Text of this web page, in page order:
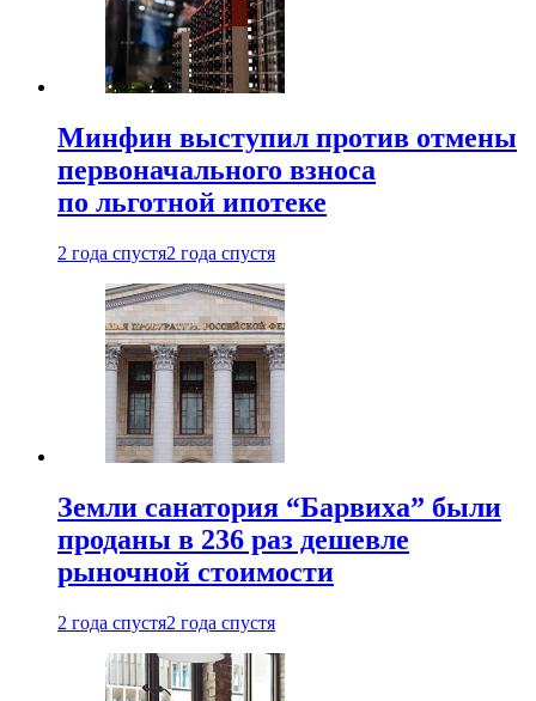
Минфин выступил против отмены
первоначального взноса
по льготной ипотеке
2 года спустя2 года спустя
Земли санатория “Барвиха” были
проданы в 236 раз дешевле
рыночной стоимости
2 года спустя2 года спустя